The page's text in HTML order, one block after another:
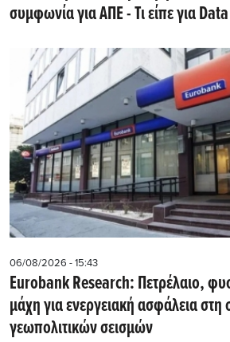
συμφωνία για ΑΠΕ - Τι είπε για
06/08/2026 - 15:43
Eurobank Research: Πετρέλαιο,
μάχη για ενεργειακή ασφάλεια στη
γεωπολιτικών σεισμών